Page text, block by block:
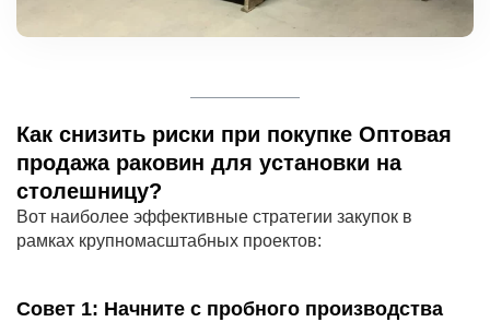
Как снизить риски при покупке Оптовая
продажа раковин для установки на
столешницу?
Вот наиболее эффективные стратегии закупок в
рамках крупномасштабных проектов:
Совет 1: Начните с пробного производства